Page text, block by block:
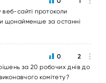
сайті протоколи
щонайменше за останні
за 20 робочих днів до
комітету?
0 2